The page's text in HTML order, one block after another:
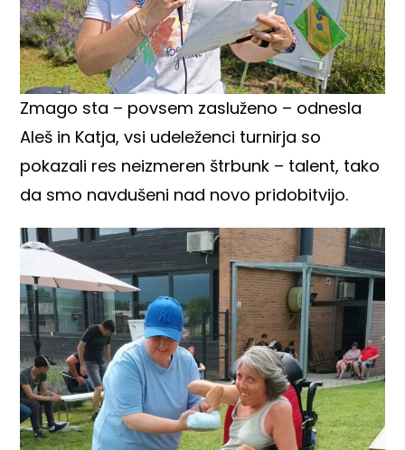
Zmago sta – povsem zasluženo – odnesla
Aleš in Katja, vsi udeleženci turnirja so
pokazali res neizmeren štrbunk – talent, tako
da smo navdušeni nad novo pridobitvijo.